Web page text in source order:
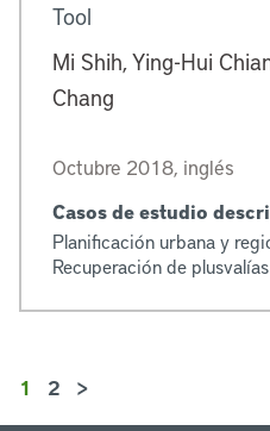
Tool
Mi Shih, Ying-Hui
Chang
Octubre 2018, inglés
Casos de estudio
Planificación urbana y
Recuperación de plusvalías
1 2 >